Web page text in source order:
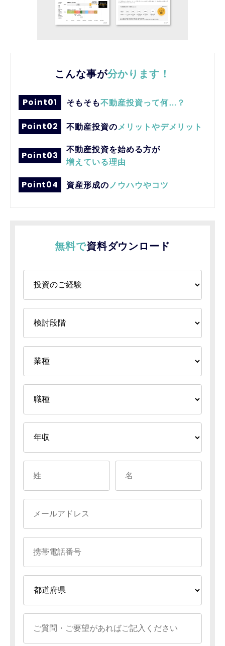
こんな事が分かります！
Point01 そもそも不動産投資って何…？
Point02 不動産投資の メリットやデメリット
Point03
不動産投資を始める方が
増えている理由
Point04 資産形成の ノウハウやコツ
無料で資料ダウンロード